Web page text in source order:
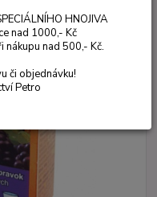
HNOJIVA
nad 1000,- Kč
nákupu nad 500,- Kč.
či objednávku!
Petro